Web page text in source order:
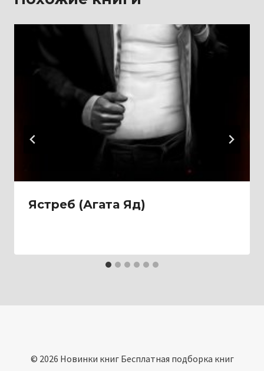
Ястреб (Агата Яд)
© 2026 Новинки книг Бесплатная подборка книг